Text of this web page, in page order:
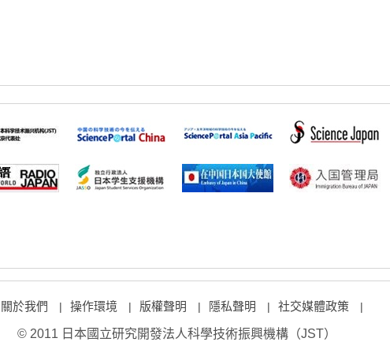
關於我們 | 操作環境 | 版權聲明 | 隱私聲明 | 社交媒體政策 |
© 2011 日本國立研究開發法人科學技術振興機構（JST）